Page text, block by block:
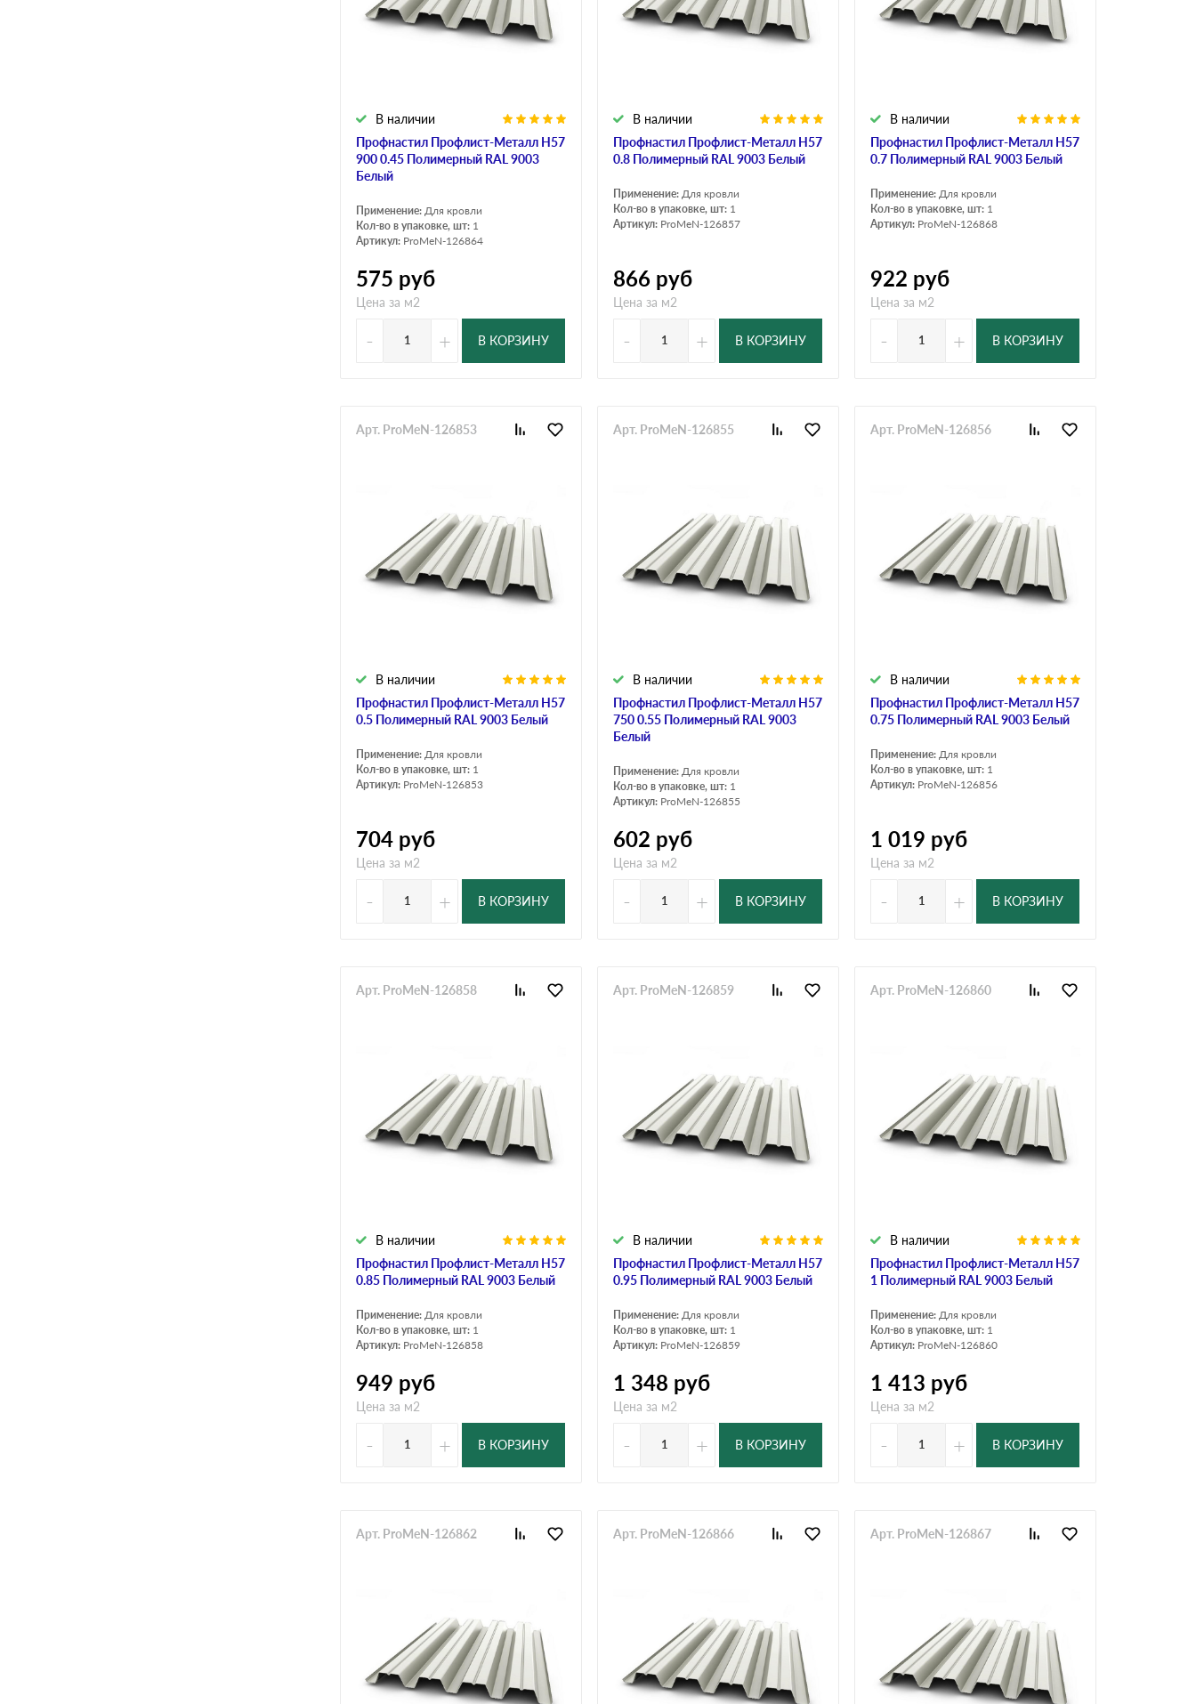
Профнастил Профлист-Металл Н57
900 0.45 Полимерный RAL 9003
Белый
В наличии
Применение: Для кровли
Кол-во в упаковке, шт: 1
Артикул: ProMeN-126864
575 руб
Цена за м2
- + В КОРЗИНУ
Профнастил Профлист-Металл Н57
0.8 Полимерный RAL 9003 Белый
В наличии
Применение: Для кровли
Кол-во в упаковке, шт: 1
Артикул: ProMeN-126857
866 руб
Цена за м2
- + В КОРЗИНУ
Профнастил Профлист-Металл Н57
0.7 Полимерный RAL 9003 Белый
В наличии
Применение: Для кровли
Кол-во в упаковке, шт: 1
Артикул: ProMeN-126868
922 руб
Цена за м2
- + В КОРЗИНУ
Профнастил Профлист-Металл Н57
0.5 Полимерный RAL 9003 Белый
В наличии
Арт. ProMeN-126853
Применение: Для кровли
Кол-во в упаковке, шт: 1
Артикул: ProMeN-126853
704 руб
Цена за м2
- + В КОРЗИНУ
Профнастил Профлист-Металл Н57
750 0.55 Полимерный RAL 9003
Белый
В наличии
Арт. ProMeN-126855
Применение: Для кровли
Кол-во в упаковке, шт: 1
Артикул: ProMeN-126855
602 руб
Цена за м2
- + В КОРЗИНУ
Профнастил Профлист-Металл Н57
0.75 Полимерный RAL 9003 Белый
В наличии
Арт. ProMeN-126856
Применение: Для кровли
Кол-во в упаковке, шт: 1
Артикул: ProMeN-126856
1 019 руб
Цена за м2
- + В КОРЗИНУ
Профнастил Профлист-Металл Н57
0.85 Полимерный RAL 9003 Белый
В наличии
Арт. ProMeN-126858
Применение: Для кровли
Кол-во в упаковке, шт: 1
Артикул: ProMeN-126858
949 руб
Цена за м2
- + В КОРЗИНУ
Профнастил Профлист-Металл Н57
0.95 Полимерный RAL 9003 Белый
В наличии
Арт. ProMeN-126859
Применение: Для кровли
Кол-во в упаковке, шт: 1
Артикул: ProMeN-126859
1 348 руб
Цена за м2
- + В КОРЗИНУ
Профнастил Профлист-Металл Н57
1 Полимерный RAL 9003 Белый
В наличии
Арт. ProMeN-126860
Применение: Для кровли
Кол-во в упаковке, шт: 1
Артикул: ProMeN-126860
1 413 руб
Цена за м2
- + В КОРЗИНУ
Арт. ProMeN-126862 Арт. ProMeN-126866 Арт. ProMeN-126867